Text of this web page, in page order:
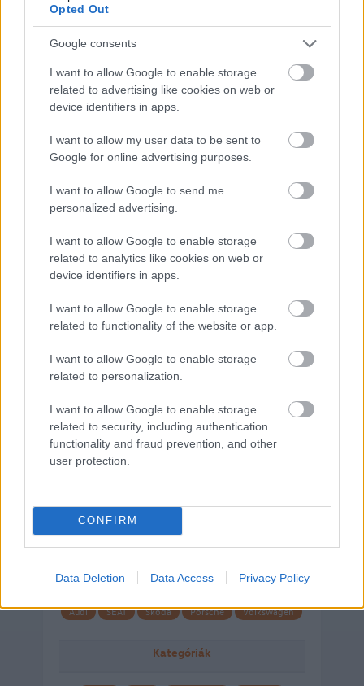
Opted Out
Google consents
I want to allow Google to enable storage
related to advertising like cookies on web or
device identifiers in apps.
I want to allow my user data to be sent to
Google for online advertising purposes.
I want to allow Google to send me
personalized advertising.
I want to allow Google to enable storage
related to analytics like cookies on web or
device identifiers in apps.
I want to allow Google to enable storage
related to functionality of the website or app.
I want to allow Google to enable storage
related to personalization.
I want to allow Google to enable storage
related to security, including authentication
functionality and fraud prevention, and other
user protection.
CONFIRM
Data Deletion Data Access Privacy Policy
Az Audi Q3, a Škoda
Octavia és a Superb is a
Best Cars legjobbjai
között
Az Auto Motor und Sport szaklap „Best
Cars 2020” díjait több mint 100 ezer
olvasói szavazat alapján osztották ki a
11 kategóriában versengő 387 modell
között. A kompakt SUV/terepjáró,
valamint a nagy SUV kategória volt a
legnépszerűbb, és mindkettőben 63-
63 modell indult. A kompakt
SUV/terepjáró…
1
Márkáink
Audi SEAT Skoda Porsche Volkswagen
Kategóriák